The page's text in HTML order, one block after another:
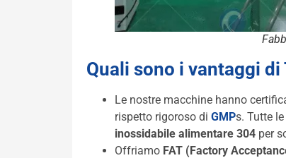
Quali sono i vantaggi
Le nostre macchine hanno
rispetto rigoroso di GMPs. Tutte
inossidabile alimentare 304 per
Offriamo FAT (Factory